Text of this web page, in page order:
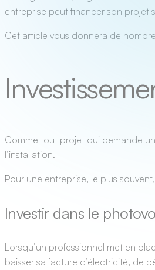
entreprise peut financer son projet
Cet article vous donnera de
Comme tout projet qui demande
l’installation.
Pour une entreprise, le plus
Investir dans le
Lorsqu’un professionnel met en
baisser sa facture d’électricité, de